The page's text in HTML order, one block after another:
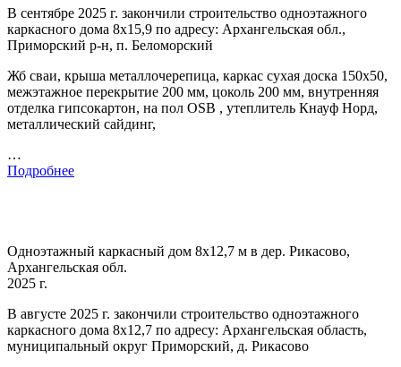
В сентябре 2025 г. закончили строительство одноэтажного
каркасного дома 8х15,9 по адресу: Архангельская обл.,
Приморский р-н, п. Беломорский
Жб сваи, крыша металлочерепица, каркас сухая доска 150х50,
межэтажное перекрытие 200 мм, цоколь 200 мм, внутренняя
отделка гипсокартон, на пол OSB , утеплитель Кнауф Норд,
металлический сайдинг,
…
Подробнее
Одноэтажный каркасный дом 8х12,7 м в дер. Рикасово,
Архангельская обл.
2025 г.
В августе 2025 г. закончили строительство одноэтажного
каркасного дома 8х12,7 по адресу: Архангельская область,
муниципальный округ Приморский, д. Рикасово